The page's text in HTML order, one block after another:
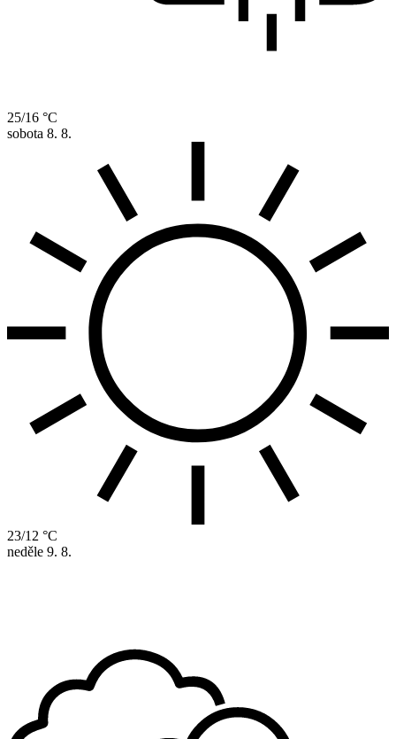
25/16 °C
sobota 8. 8.
23/12 °C
neděle 9. 8.